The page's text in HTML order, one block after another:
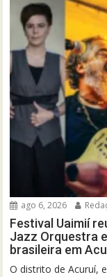
ago 6, 2026
Festival Uaimií
Jazz Orquestra
brasileira em
O distrito de Acuruí,